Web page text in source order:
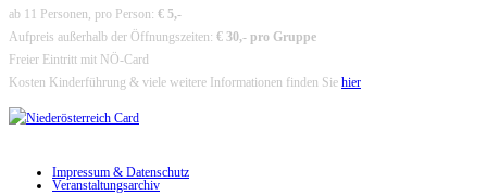
ab 11 Personen, pro Person: € 5,-
Aufpreis außerhalb der Öffnungszeiten: € 30,- pro Gruppe
Freier Eintritt mit NÖ-Card
Kosten Kinderführung & viele weitere Informationen finden Sie hier
Impressum & Datenschutz
Veranstaltungsarchiv